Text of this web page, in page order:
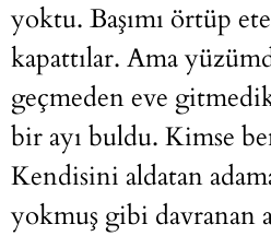
yoktu. Başımı örtüp
kapattılar. Ama
geçmeden eve
bir ayı buldu. Kimse
Kendisini aldatan
yokmuş gibi davranan